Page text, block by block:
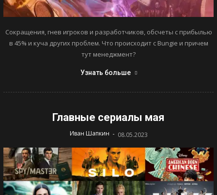
Сокращения, гнев игроков и разработчиков, обсчеты с прибылью
в 45% и куча других проблем. Что происходит с Bungie и причем
тут менеджмент?
Узнать больше
Главные сериалы мая
Иван Шапкин - 08.05.2023